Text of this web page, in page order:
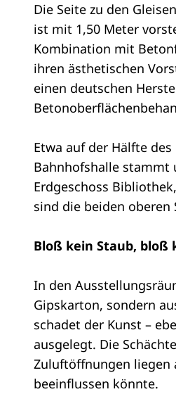
Die Seite zu den
ist mit 1,50 Meter
Kombination mit
ihren ästhetischen
einen deutschen
Etwa auf der Hälfte
Bahnhofshalle stammt
Erdgeschoss
sind die beiden
Bloß kein Staub, bloß
In den
Gipskarton, sondern
schadet der Kunst –
ausgelegt. Die
Zuluftöffnungen liegen
beeinflussen könnte.